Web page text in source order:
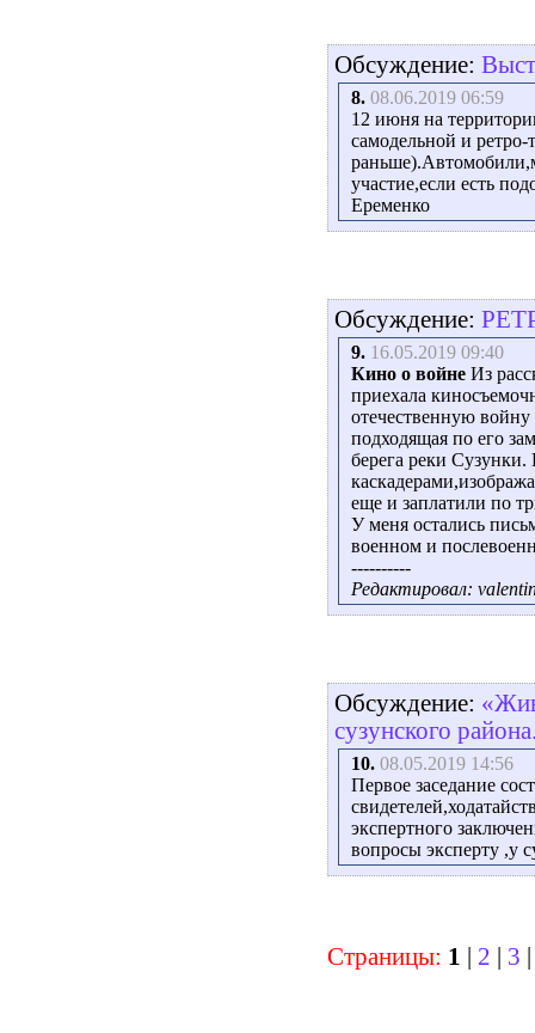
Обсуждение:
8. 08.06.2019 06:59
12 июня на
самодельной и ретро-
участие,если есть
Еременко
Обсуждение:
9. 16.05.2019 09:40
Кино о войне Из
приехала
отечественную войну
подходящая по его
берега реки
еще и заплатили по
У меня остались
военном и
----------
Редактировал:
Обсуждение:
сузунского
10. 08.05.2019 14:56
Первое заседание
экспертного
вопросы эксперту ,у
Страницы: 1 2 3